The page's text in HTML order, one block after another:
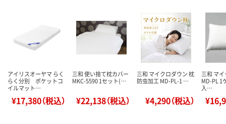
アイリスオーヤマ らく
らく分別 ポケットコ
イルマット…
¥17,380（税込）
三和 使い捨て枕カバー
MKC-5590 1セット(…
¥22,138（税込）
三和 マイクロダウン 枕
防虫加工 MD-PL-1 …
¥4,290（税込）
三和 マ
MD-PL 1
入…